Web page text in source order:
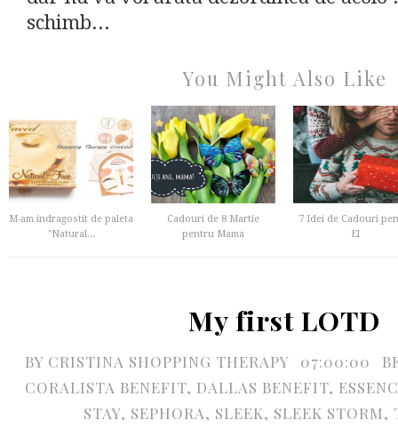
schimb...
You Might Also Like
M-am indragostit de paleta
"Natural...
Cadouri de 8 Martie
pentru Mama
7 Idei de Cadouri
El
My first LOTD
BY CRISTINA SHOPPING THERAPY 07:00:00
CORALISTA BENEFIT, DALLAS BENEFIT,
STAY, SEPHORA, SLEEK, SLEEK STORM,